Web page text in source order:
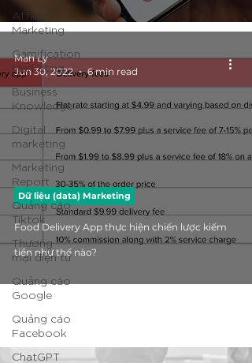
Affiliate
Marketing
Gamification
Marketing
Business
Knowledge
Digital
marketing
Marketing
Report
Quảng cáo
Tiktok
Thương
mại điện tử
Quảng cáo
Google
Quảng cáo
Facebook
ChatGPT
Food Delivery App thực hiện chiến lược kiếm
tiền như thế nào?
Dữ liệu (data) Marketing
Man Ly
Jun 30, 2022
6 min read